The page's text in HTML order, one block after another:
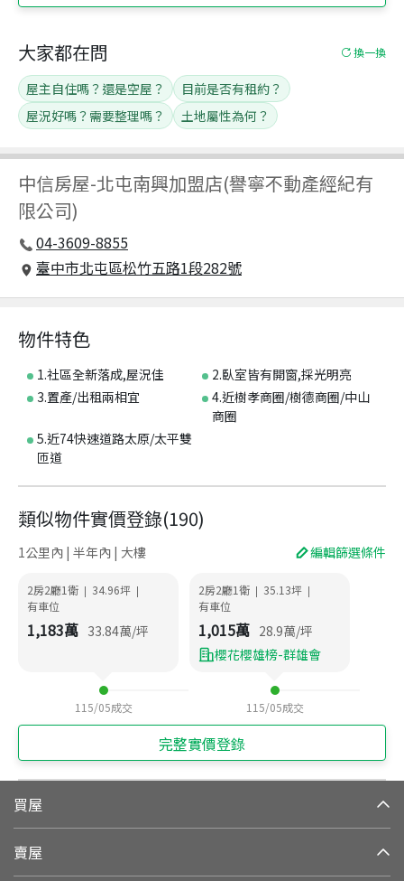
中信房屋-北屯南興加盟店(譽寧不動產經紀有
限公司)
04-3609-8855
臺中市北屯區松竹五路1段282號
大家都在問 換一換
屋主自住嗎？還是空屋？
目前是否有租約？
屋況好嗎？需要整理嗎？
土地屬性為何？
物件特色
1.社區全新落成,屋況佳
2.臥室皆有開窗,採光明亮
3.置產/出租兩相宜
4.近樹孝商圈/樹德商圈/中山
商圈
5.近74快速道路太原/太平雙
匝道
類似物件實價登錄(190)
1公里內 | 半年內 | 大樓 編輯篩選條件
2房2廳1衛 | 34.96坪 |
有車位
1,183萬 33.84萬/坪
115/05成交
2房2廳1衛 | 35.13坪 |
有車位
1,015萬 28.9萬/坪
櫻花櫻雄榜-群雄會
115/05成交
完整實價登錄
買屋
賣屋